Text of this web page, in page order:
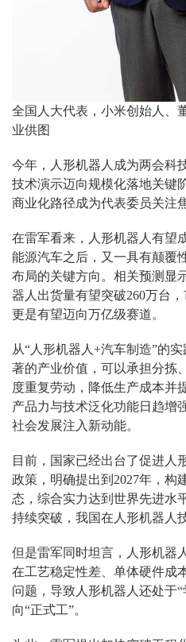
全国人大代表，小米创始人、
业供图
今年，人形机器人成为两会科
技术演示迈向规模化落地关键
商业化路径成为代表委员关注
在雷军看来，人形机器人有望
能源汽车之后，又一具有颠覆
布局的关键方向。相关预测显
器人出货量有望突破260万台
更是有望迈向万亿级赛道。
从“人形机器人+汽车制造”的
著的产业价值，可以承担分拣
度重复劳动，降低生产成本并
产品力与技术泛化功能日趋增
社会发展注入新动能。
目前，国家已经出台了促进人
政策，明确提出到2027年，构
态，综合实力达到世界先进水
持续突破，我国在人形机器人
但是雷军同时坦言，人形机器
在工艺稳定性差、单体硬件成
问题，导致人形机器人还处于
向“正式工”。